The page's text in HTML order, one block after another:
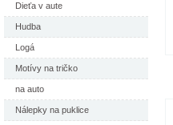
Dieťa v aute
Hudba
Logá
Motívy na tričko
na auto
Nálepky na puklice